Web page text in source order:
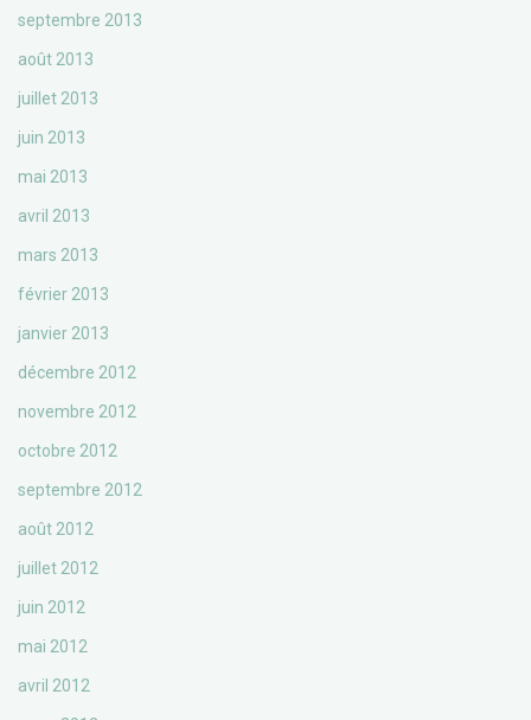
septembre 2013
août 2013
juillet 2013
juin 2013
mai 2013
avril 2013
mars 2013
février 2013
janvier 2013
décembre 2012
novembre 2012
octobre 2012
septembre 2012
août 2012
juillet 2012
juin 2012
mai 2012
avril 2012